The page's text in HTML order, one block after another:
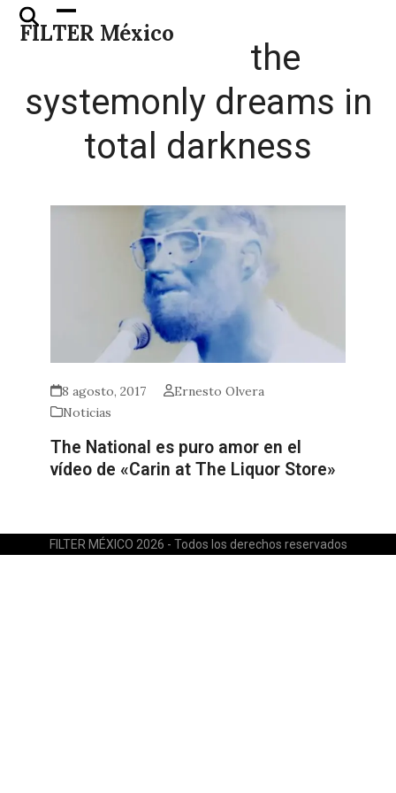
Skip
FILTER México
Open
mobile
Close
mobile
the
systemonly dreams in
total darkness
8 agosto, 2017
Ernesto Olvera
Noticias
The National es puro amor en el
vídeo de «Carin at The Liquor Store»
FILTER MÉXICO 2026 - Todos los derechos reservados